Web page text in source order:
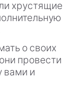
хрустящие
о своих
провести
вами и